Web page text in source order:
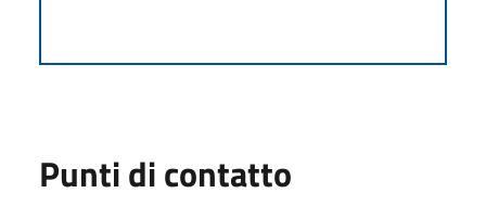
Punti di contatto